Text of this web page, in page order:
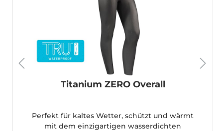
Titanium ZERO Overall
Perfekt für kaltes Wetter, schützt und wärmt
mit dem einzigartigen wasserdichten